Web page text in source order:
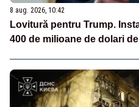
8 aug. 2026, 10:42
Lovitură pentru Trump.
400 de milioane de dolari